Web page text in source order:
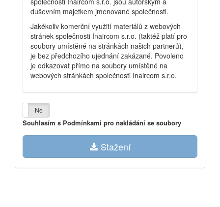
duševním majetkem jmenované společnosti.
Jakékoliv komerční využití materiálů z webových
stránek společnosti Inaircom s.r.o. (taktéž platí pro
soubory umístěné na stránkách našich partnerů),
je bez předchozího ujednání zakázané. Povoleno
je odkazovat přímo na soubory umístěné na
webových stránkách společnosti Inaircom s.r.o.
Ne
Souhlasím s Podmínkami pro nakládání se soubory
Stažení